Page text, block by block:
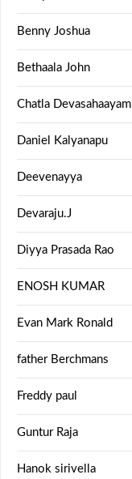
Benny Joshua
Bethaala John
Chatla Devasahaayam
Daniel Kalyanapu
Deevenayya
Devaraju.J
Diyya Prasada Rao
ENOSH KUMAR
Evan Mark Ronald
father Berchmans
Freddy paul
Guntur Raja
Hanok sirivella